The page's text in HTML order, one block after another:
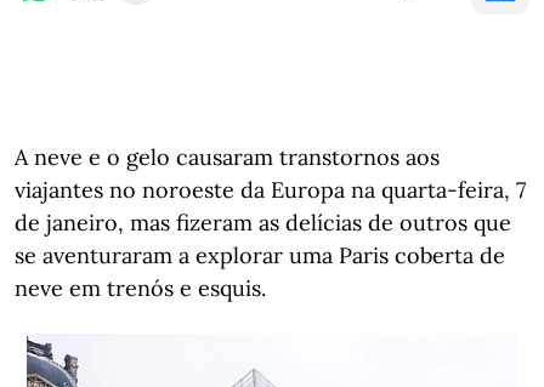
A neve e o gelo causaram transtornos aos
viajantes no noroeste da Europa na quarta-feira, 7
de janeiro, mas fizeram as delícias de outros que
se aventuraram a explorar uma Paris coberta de
neve em trenós e esquis.